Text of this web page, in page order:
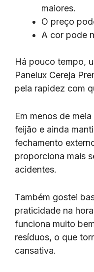
maiores.
O preço
A cor pode
Há pouco tempo,
Panelux Cereja
pela rapidez com
Em menos de
feijão e ainda
fechamento
proporciona mais
acidentes.
Também gostei
praticidade na
funciona muito
resíduos, o que
cansativa.